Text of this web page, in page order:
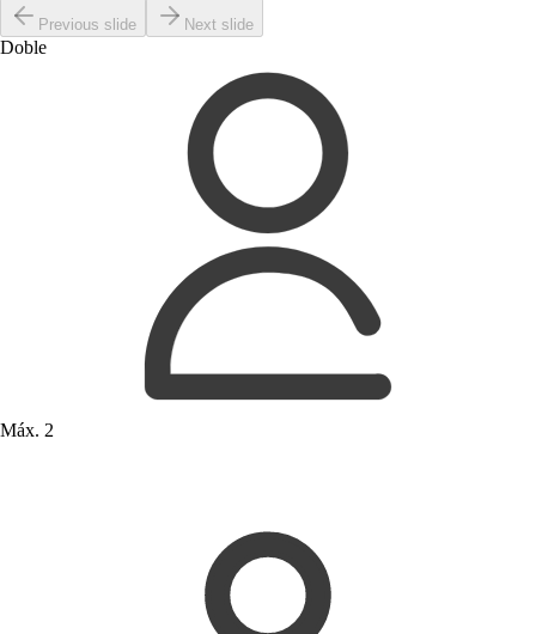
Previous slide Next slide
Doble
Máx. 2